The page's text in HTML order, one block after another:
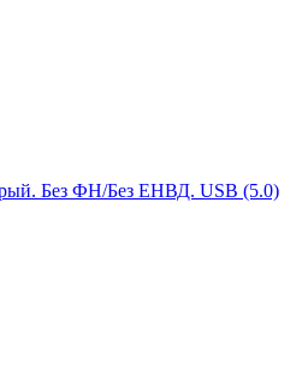
Без ФН/Без ЕНВД. USB (5.0)